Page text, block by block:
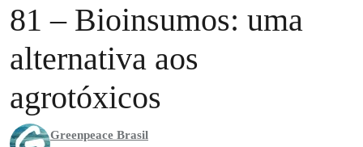
81 – Bioinsumos: uma
alternativa aos
agrotóxicos
Greenpeace Brasil